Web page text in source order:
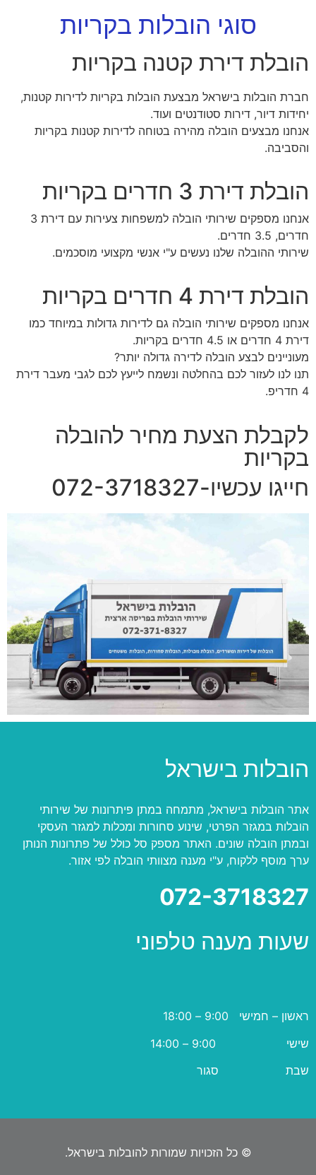
סוגי הובלות בקריות
הובלת דירת קטנה בקריות
חברת הובלות בישראל מבצעת הובלות בקריות לדירות קטנות,
יחידות דיור, דירות סטודנטים ועוד.
אנחנו מבצעים הובלה מהירה בטוחה לדירות קטנות בקריות
והסביבה.
הובלת דירת 3 חדרים בקריות
אנחנו מספקים שירותי הובלה למשפחות צעירות עם דירת 3
חדרים, 3.5 חדרים.
שירותי ההובלה שלנו נעשים ע"י אנשי מקצועי מוסכמים.
הובלת דירת 4 חדרים בקריות
אנחנו מספקים שירותי הובלה גם לדירות גדולות במיוחד כמו
דירת 4 חדרים או 4.5 חדרים בקריות.
מעוניינים לבצע הובלה לדירה גדולה יותר?
תנו לנו לעזור לכם בהחלטה ונשמח לייעץ לכם לגבי מעבר דירת
4 חדריפ.
לקבלת הצעת מחיר להובלה
בקריות
חייגו עכשיו-072-3718327
הובלות בישראל
אתר הובלות בישראל, מתמחה במתן פיתרונות של שירותי
הובלות במגזר הפרטי, שינוע סחורות ומכלות למגזר העסקי
ובמתן הובלה שונים. האתר מספק סל כולל של פתרונות הנותן
ערך מוסף ללקוח, ע"י מענה מצוותי הובלה לפי אזור.
072-3718327
שעות מענה טלפוני
ראשון – חמישי 9:00 – 18:00
שישי 9:00 – 14:00
שבת סגור
© כל הזכויות שמורות להובלות בישראל.